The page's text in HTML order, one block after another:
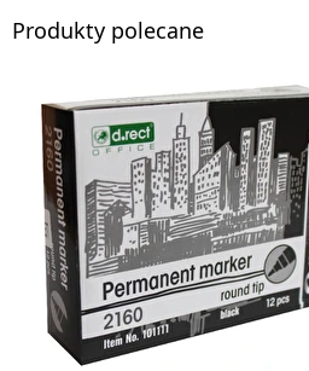
Produkty polecane